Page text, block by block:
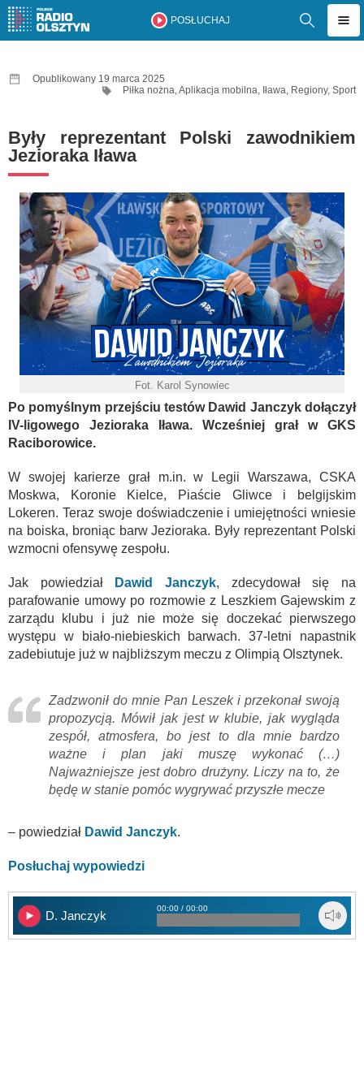
POSŁUCHAJ
Opublikowany 19 marca 2025
Piłka nożna,Aplikacja mobilna, Iława, Regiony, Sport
Były reprezentant Polski zawodnikiem
Jezioraka Iława
Fot. Karol Synowiec
Po pomyślnym przejściu testów Dawid Janczyk dołączył
IV-ligowego Jezioraka Iława. Wcześniej grał w GKS
Raciborowice.
W swojej karierze grał m.in. w Legii Warszawa, CSKA
Moskwa, Koronie Kielce, Piaście Gliwce i belgijskim
Lokeren. Teraz swoje doświadczenie i umiejętności wniesie
na boiska, broniąc barw Jezioraka. Były reprezentant Polski
wzmocni ofensywę zespołu.
Jak powiedział Dawid Janczyk, zdecydował się na
parafowanie umowy po rozmowie z Leszkiem Gajewskim z
zarządu klubu i już nie może się doczekać pierwszego
występu w biało-niebieskich barwach. 37-letni napastnik
zadebiutuje już w najbliższym meczu z Olimpią Olsztynek.
Zadzwonił do mnie Pan Leszek i przekonał swoją
propozycją. Mówił jak jest w klubie, jak wygląda
zespół, atmosfera, bo jest to dla mnie bardzo
ważne i plan jaki muszę wykonać (…)
Najważniejsze jest dobro drużyny. Liczy na to, że
będę w stanie pomóc wygrywać przyszłe mecze
– powiedział Dawid Janczyk.
Posłuchaj wypowiedzi
D. Janczyk
00:00 / 00:00